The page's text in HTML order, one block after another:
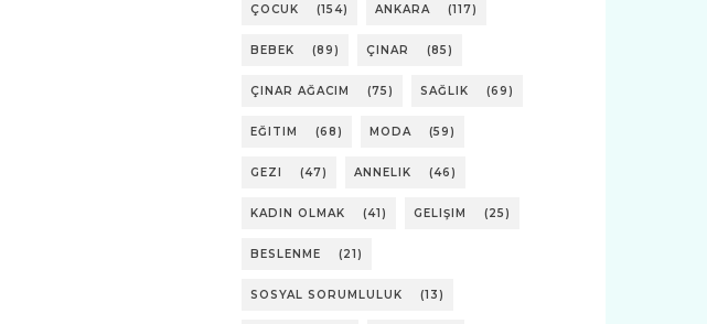
ÇOCUK (154) ANKARA (117)
BEBEK (89) ÇINAR (85)
ÇINAR AĞACIM (75) SAĞLIK (69)
EĞITIM (68) MODA (59)
GEZI (47) ANNELIK (46)
KADIN OLMAK (41) GELIŞIM (25)
BESLENME (21)
SOSYAL SORUMLULUK (13)